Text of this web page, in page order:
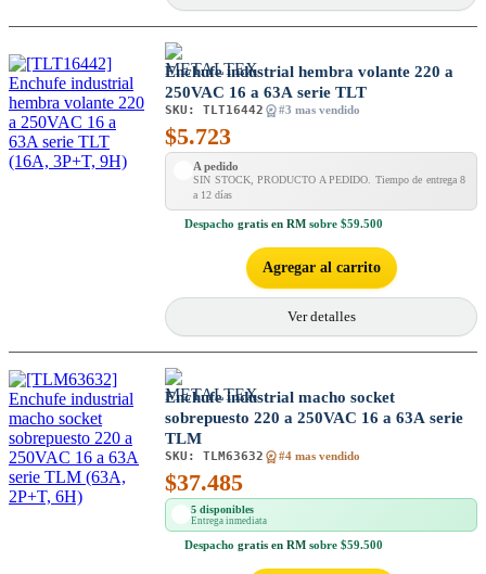
Enchufe industrial hembra volante 220 a
250VAC 16 a 63A serie TLT
SKU: TLT16442 #3 mas vendido
$5.723
A pedido
SIN STOCK, PRODUCTO A PEDIDO. Tiempo de entrega 8
a 12 días
Despacho gratis en RM sobre $59.500
Agregar al carrito
Ver detalles
Enchufe industrial macho socket
sobrepuesto 220 a 250VAC 16 a 63A serie
TLM
SKU: TLM63632 #4 mas vendido
$37.485
5 disponibles
Entrega inmediata
Despacho gratis en RM sobre $59.500